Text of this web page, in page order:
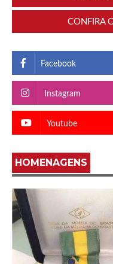
CONFIRA
Facebook
Instagram
Youtube
HOMENAGENS